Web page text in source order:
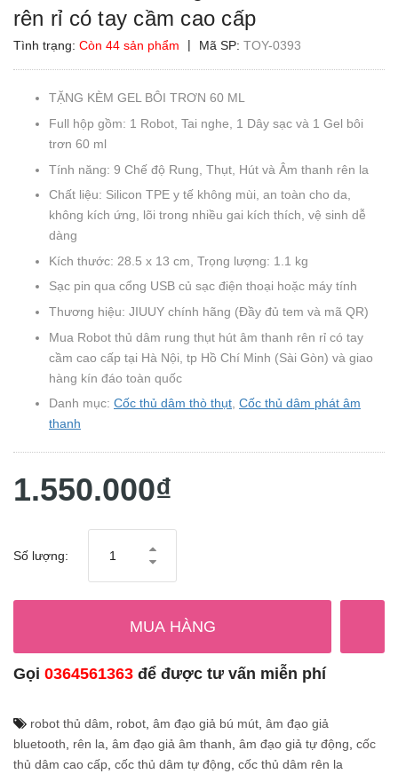
rên rỉ có tay cầm cao cấp
Tình trạng: Còn 44 sản phẩm | Mã SP: TOY-0393
TẶNG KÈM GEL BÔI TRƠN 60 ML
Full hộp gồm: 1 Robot, Tai nghe, 1 Dây sạc và 1 Gel bôi
trơn 60 ml
Tính năng: 9 Chế độ Rung, Thụt, Hút và Âm thanh rên la
Chất liệu: Silicon TPE y tế không mùi, an toàn cho da,
không kích ứng, lõi trong nhiều gai kích thích, vệ sinh dễ
dàng
Kích thước: 28.5 x 13 cm, Trọng lượng: 1.1 kg
Sạc pin qua cổng USB củ sạc điện thoại hoặc máy tính
Thương hiệu: JIUUY chính hãng (Đầy đủ tem và mã QR)
Mua Robot thủ dâm rung thụt hút âm thanh rên rỉ có tay
cầm cao cấp tại Hà Nội, tp Hồ Chí Minh (Sài Gòn) và giao
hàng kín đáo toàn quốc
Danh mục: Cốc thủ dâm thò thụt Cốc thủ dâm phát âm
thanh
1.550.000₫
Số lượng:
MUA HÀNG
Gọi 0364561363 để được tư vấn miễn phí
robot thủ dâm robot âm đạo giả bú mút âm đạo giả
bluetooth
rên la âm đạo giả âm thanh âm đạo giả tự động cốc
thủ dâm cao cấp cốc thủ dâm tự động cốc thủ dâm rên la